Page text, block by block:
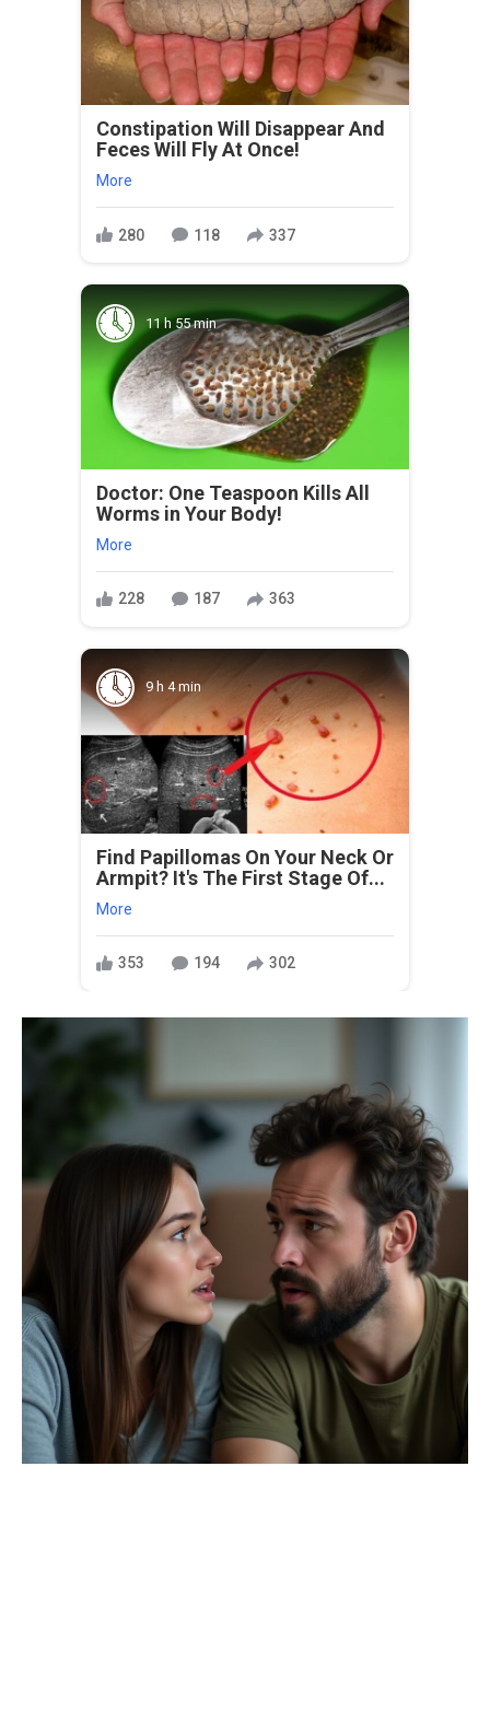
Constipation Will Disappear And
Feces Will Fly At Once!
More
280 118 337
11 h 55 min
Doctor: One Teaspoon Kills All
Worms in Your Body!
More
228 187 363
9 h 4 min
Find Papillomas On Your Neck Or
Armpit? It's The First Stage Of...
More
353 194 302